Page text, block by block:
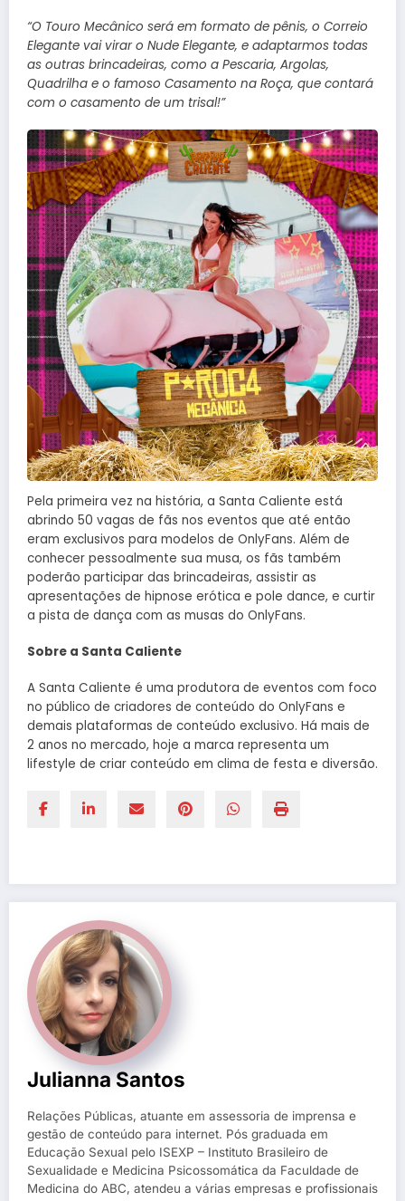
“O Touro Mecânico será em formato de pênis, o Correio
Elegante vai virar o Nude Elegante, e adaptarmos todas
as outras brincadeiras, como a Pescaria, Argolas,
Quadrilha e o famoso Casamento na Roça, que contará
com o casamento de um trisal!”
Pela primeira vez na história, a Santa Caliente está
abrindo 50 vagas de fãs nos eventos que até então
eram exclusivos para modelos de OnlyFans. Além de
conhecer pessoalmente sua musa, os fãs também
poderão participar das brincadeiras, assistir as
apresentações de hipnose erótica e pole dance, e curtir
a pista de dança com as musas do OnlyFans.
Sobre a Santa Caliente
A Santa Caliente é uma produtora de eventos com foco
no público de criadores de conteúdo do OnlyFans e
demais plataformas de conteúdo exclusivo. Há mais de
2 anos no mercado, hoje a marca representa um
lifestyle de criar conteúdo em clima de festa e diversão.
Julianna Santos
Relações Públicas, atuante em assessoria de imprensa e
gestão de conteúdo para internet. Pós graduada em
Educação Sexual pelo ISEXP – Instituto Brasileiro de
Sexualidade e Medicina Psicossomática da Faculdade de
Medicina do ABC, atendeu a várias empresas e profissionais